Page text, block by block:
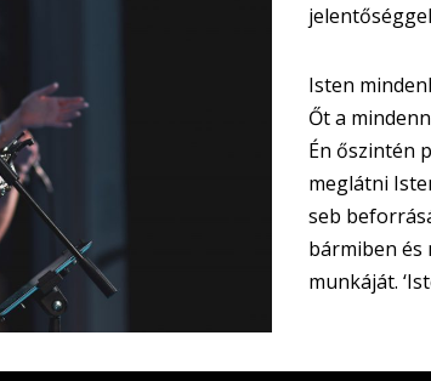
Isten
Őt a
Én őszintén
meglátni
seb
bármiben és
munkáját.